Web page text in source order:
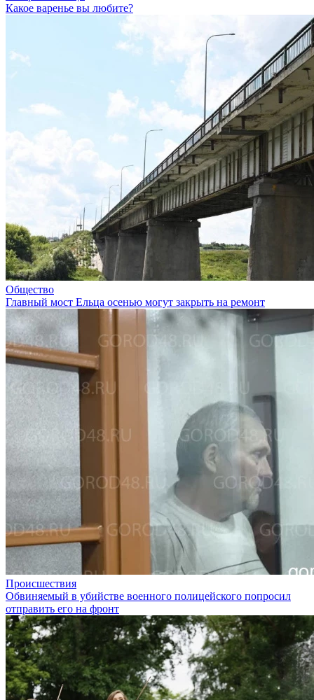
Какое варенье вы любите?
Общество
Главный мост Ельца осенью могут закрыть на ремонт
Происшествия
Обвиняемый в убийстве военного полицейского попросил
отправить его на фронт